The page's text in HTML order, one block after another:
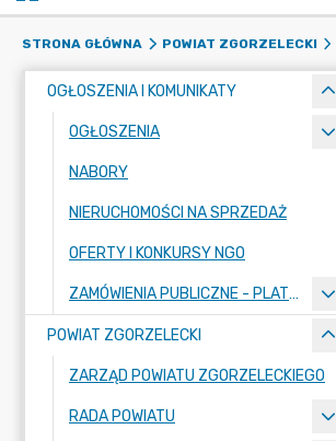
STRONA GŁÓWNA POWIAT ZGORZELECKI
OGŁOSZENIA I KOMUNIKATY
OGŁOSZENIA
NABORY
NIERUCHOMOŚCI NA SPRZEDAŻ
OFERTY I KONKURSY NGO
ZAMÓWIENIA PUBLICZNE - PLATFORMA ZAKUPOWA
POWIAT ZGORZELECKI
ZARZĄD POWIATU ZGORZELECKIEGO
RADA POWIATU